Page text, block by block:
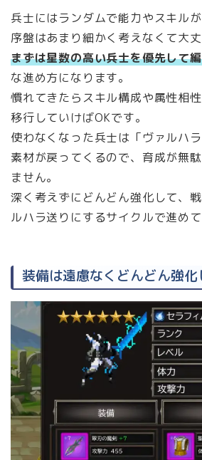
兵士にはランダムで能力やスキルが
序盤はあまり細かく考えなくて大丈
まずは星数の高い兵士を優先して
な進め方になります。
慣れてきたらスキル構成や属性相
移行していけばOKです。
使わなくなった兵士は「ヴァルハ
素材が戻ってくるので、育成が無
ません。
深く考えずにどんどん強化して、
ルハラ送りにするサイクルで進めて
装備は遠慮なくどんどん強化